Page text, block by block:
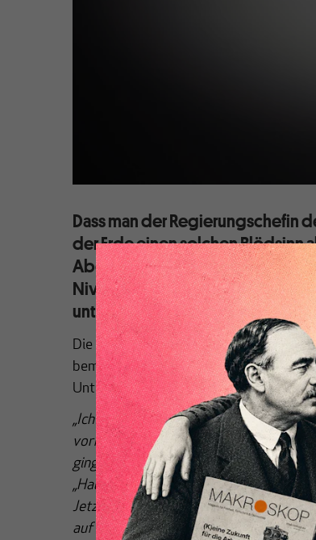
Dass man der Regierungschefin
der Erde einen solchen Blödsinn
Abgründe blicken, die ich nicht
Niveau der Reflexion in der
unterirdisch bezeichnen.
Die Bundeskanzlerin hat auf dem
bemerkenswerter Sachen gesagt, und
Unter anderem sagte sie dies:
„Ich habe im Verlauf der letzten fünf
vorher nie benutzt hatte. Das erste war
ging. Und das zweite war „Austerität“.
„Haushaltskonsolidierung“, „solides
Jetzt heißt das „Austerität“, was sich ja
auf uns zukäme. Ich sage ganz einfach